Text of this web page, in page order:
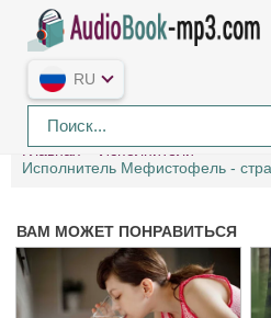
RU
Главная
Исполнители
Исполнитель Мефистофель -